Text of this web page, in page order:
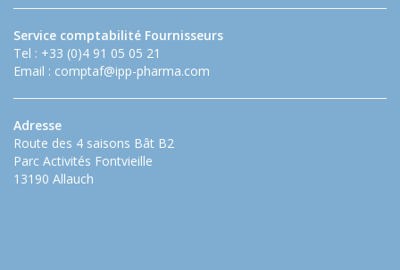
Service comptabilité Fournisseurs
Tel : +33 (0)4 91 05 05 21
Email : comptaf@ipp-pharma.com
Adresse
Route des 4 saisons Bât B2
Parc Activités Fontvieille
13190 Allauch